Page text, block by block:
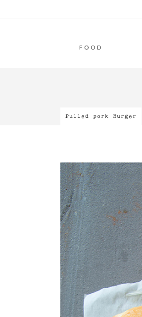
FOOD
Pulled pork Burger